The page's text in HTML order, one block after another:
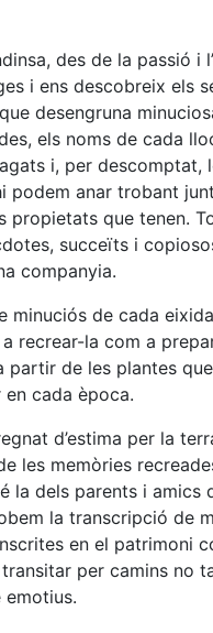
des de la passió i
i ens descobreix els
desengruna
els noms de cada
i, per descomptat,
podem anar trobant
propietats que tenen.
succeïts i
companyia.
minuciós de cada
recrear-la com a
partir de les plantes
cada època.
d’estima per la
les memòries
la dels parents i amics
la transcripció de
en el patrimoni
per camins no